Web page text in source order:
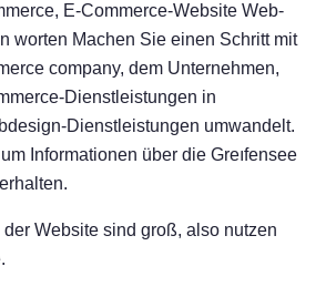
E-Commerce-Website Web-
worten Machen Sie einen Schritt mit
company, dem Unternehmen,
Dienstleistungen in
Dienstleistungen umwandelt.
Informationen über die Greıfensee
Website sind groß, also nutzen